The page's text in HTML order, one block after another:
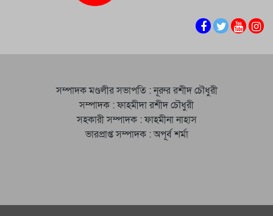
সম্পাদক মণ্ডলীর সভাপতি : নূরুর রশীদ চৌধুরী
সম্পাদক : ফাহমীদা রশীদ চৌধুরী
সহকারী সম্পাদক : ফাহমীনা নাহাস
ভারপ্রাপ্ত সম্পাদক : অপূর্ব শর্মা